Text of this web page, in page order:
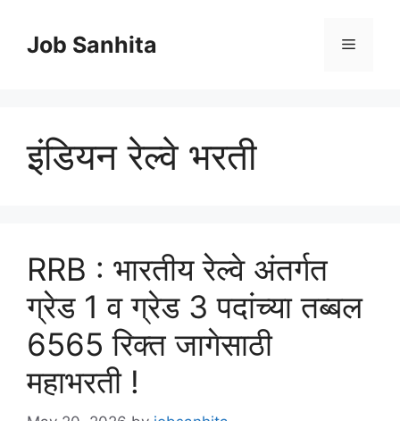
contentJob Sanhita Menu
इंडियन रेल्वे भरती
RRB : भारतीय रेल्वे अंतर्गत
ग्रेड 1 व ग्रेड 3 पदांच्या तब्बल
6565 रिक्त जागेसाठी
महाभरती !